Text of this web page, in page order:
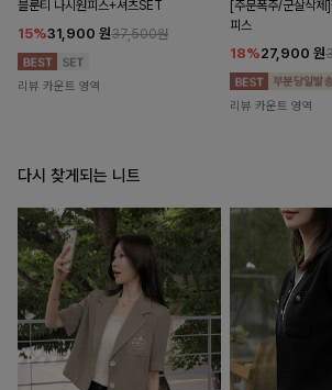
블룬티 나시원피스+셔츠SET
15%31,900 원37,500원
리뷰 카운트 영역
[주문폭주/군살삭제
피스
18%27,900 원
리뷰 카운트 영역
다시 찾게되는 니트